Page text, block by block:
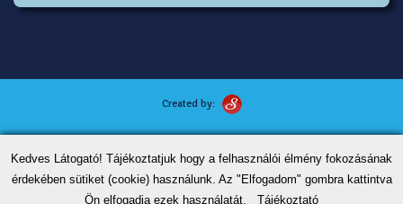
Created by:
ÁSZF
Adatvédelem
Kedves Látogató! Tájékoztatjuk hogy a felhasználói élmény fokozásának
érdekében sütiket (cookie) használunk. Az "Elfogadom" gombra kattintva
Ön elfogadja ezek használatát. Tájékoztató